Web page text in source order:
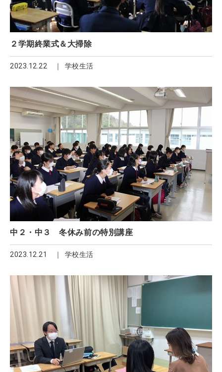
２学期終業式＆大掃除
2023.12.22 学校生活
中２・中３ 冬休み前の特別講座
2023.12.21 学校生活